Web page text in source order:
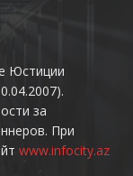
Юстиции
за
При
www.infocity.az